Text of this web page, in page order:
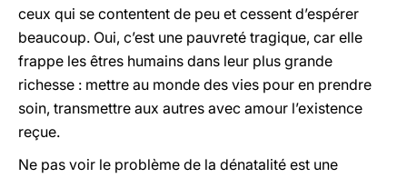
ceux qui se contentent de peu et cessent d’espérer
beaucoup. Oui, c’est une pauvreté tragique, car elle
frappe les êtres humains dans leur plus grande
richesse : mettre au monde des vies pour en prendre
soin, transmettre aux autres avec amour l’existence
reçue.
Ne pas voir le problème de la dénatalité est une